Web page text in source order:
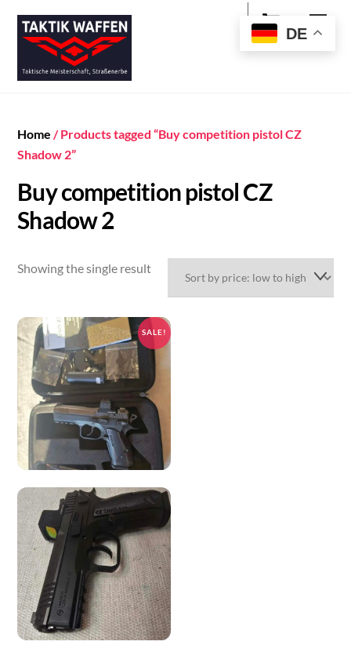
content
Cart
Home / Products tagged “Buy competition pistol CZ
Shadow 2”
Buy competition pistol CZ
Shadow 2
Showing the single result
SALE!
DE